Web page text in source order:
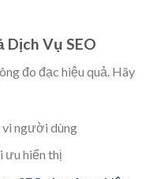
Vụ SEO
đo đạc hiệu quả. Hãy
vi người dùng
ưu hiển thị